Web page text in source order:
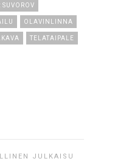
OLAVINLINNA
TELATAIPALE
JULKAISU